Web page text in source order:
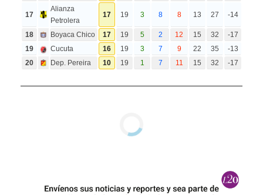
17
Alianza
Petrolera
17 19 3 8 8 13 27 -14
18 Boyaca Chico 17 19 5 2 12 15 32
-17
19
Cucuta 16 19 3 7 9 22 35
-13
20
Dep. Pereira 10 19 1 7 11 15 32 -17